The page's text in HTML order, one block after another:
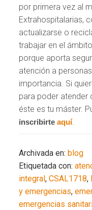
por primera vez al
Extrahospitalarias,
actualizarse o
trabajar en el
porque aporta
atención a
importancia. Si
para poder atender
éste es tu máster.
inscribirte aquí.
Archivada en: blog
Etiquetada con:
integral,CSAL1718,
y emergencias,
emergencias